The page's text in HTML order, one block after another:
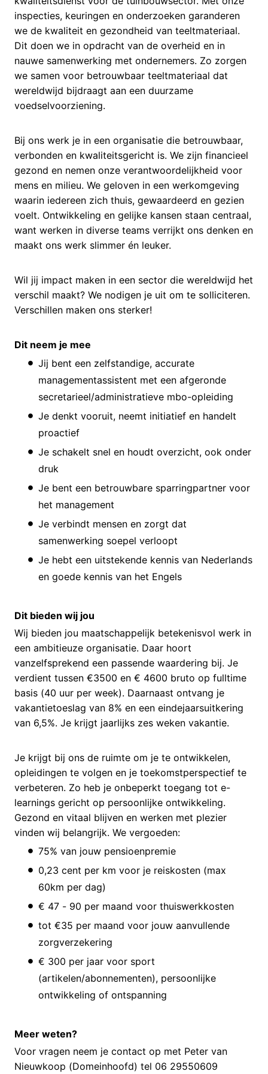
inspecties, keuringen en onderzoeken garanderen
we de kwaliteit en gezondheid van teeltmateriaal.
Dit doen we in opdracht van de overheid en in
nauwe samenwerking met ondernemers. Zo zorgen
we samen voor betrouwbaar teeltmateriaal dat
wereldwijd bijdraagt aan een duurzame
voedselvoorziening.
Bij ons werk je in een organisatie die betrouwbaar,
verbonden en kwaliteitsgericht is. We zijn financieel
gezond en nemen onze verantwoordelijkheid voor
mens en milieu. We geloven in een werkomgeving
waarin iedereen zich thuis, gewaardeerd en gezien
voelt. Ontwikkeling en gelijke kansen staan centraal,
want werken in diverse teams verrijkt ons denken en
maakt ons werk slimmer én leuker.
Wil jij impact maken in een sector die wereldwijd het
verschil maakt? We nodigen je uit om te solliciteren.
Verschillen maken ons sterker!
Dit neem je mee
Jij bent een zelfstandige, accurate
managementassistent met een afgeronde
secretarieel/administratieve mbo-opleiding
Je denkt vooruit, neemt initiatief en handelt
proactief
Je schakelt snel en houdt overzicht, ook onder
druk
Je bent een betrouwbare sparringpartner voor
het management
Je verbindt mensen en zorgt dat
samenwerking soepel verloopt
Je hebt een uitstekende kennis van Nederlands
en goede kennis van het Engels
Dit bieden wij jou
Wij bieden jou maatschappelijk betekenisvol werk in
een ambitieuze organisatie. Daar hoort
vanzelfsprekend een passende waardering bij. Je
verdient tussen €3500 en € 4600 bruto op fulltime
basis (40 uur per week). Daarnaast ontvang je
vakantietoeslag van 8% en een eindejaarsuitkering
van 6,5%. Je krijgt jaarlijks zes weken vakantie.
Je krijgt bij ons de ruimte om je te ontwikkelen,
opleidingen te volgen en je toekomstperspectief te
verbeteren. Zo heb je onbeperkt toegang tot e-
learnings gericht op persoonlijke ontwikkeling.
Gezond en vitaal blijven en werken met plezier
vinden wij belangrijk. We vergoeden:
75% van jouw pensioenpremie
0,23 cent per km voor je reiskosten (max
60km per dag)
€ 47 - 90 per maand voor thuiswerkkosten
tot €35 per maand voor jouw aanvullende
zorgverzekering
€ 300 per jaar voor sport
(artikelen/abonnementen), persoonlijke
ontwikkeling of ontspanning
Meer weten?
Voor vragen neem je contact op met Peter van
Nieuwkoop (Domeinhoofd) tel 06 29550609